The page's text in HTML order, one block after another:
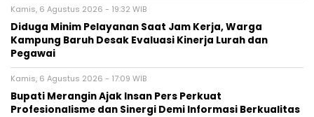
Kamis, 6 Agustus 2026 - 19:32 WIB
Diduga Minim Pelayanan Saat Jam Kerja, Warga
Kampung Baruh Desak Evaluasi Kinerja Lurah dan
Pegawai
Kamis, 6 Agustus 2026 - 17:09 WIB
Bupati Merangin Ajak Insan Pers Perkuat
Profesionalisme dan Sinergi Demi Informasi Berkualitas